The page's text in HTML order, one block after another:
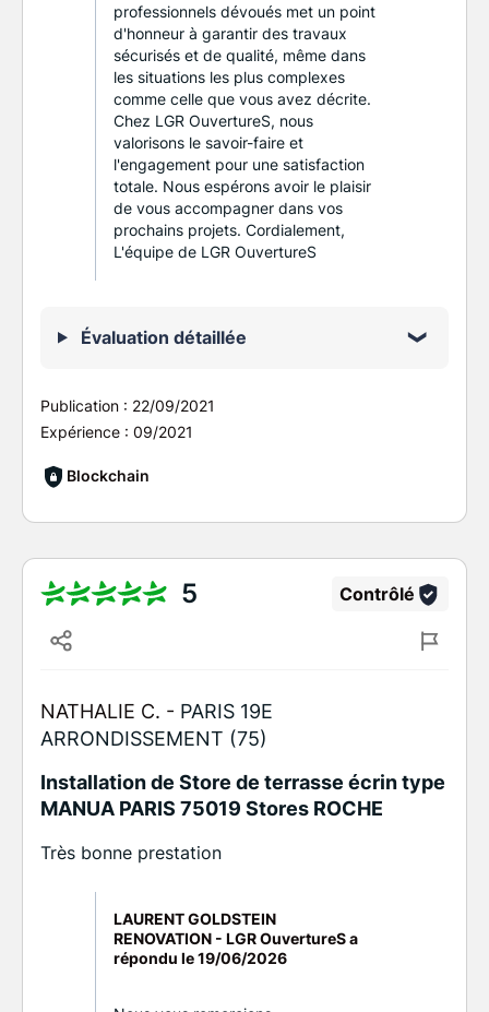
professionnels dévoués met un point
d'honneur à garantir des travaux
sécurisés et de qualité, même dans
les situations les plus complexes
comme celle que vous avez décrite.
Chez LGR OuvertureS, nous
valorisons le savoir-faire et
l'engagement pour une satisfaction
totale. Nous espérons avoir le plaisir
de vous accompagner dans vos
prochains projets. Cordialement,
L'équipe de LGR OuvertureS
Évaluation détaillée
Publication : 22/09/2021
Expérience : 09/2021
Blockchain
5 Contrôlé
NATHALIE C. - PARIS 19E
ARRONDISSEMENT (75)
Installation de Store de terrasse écrin type
MANUA PARIS 75019 Stores ROCHE
Très bonne prestation
LAURENT GOLDSTEIN
RENOVATION - LGR OuvertureS a
répondu le19/06/2026